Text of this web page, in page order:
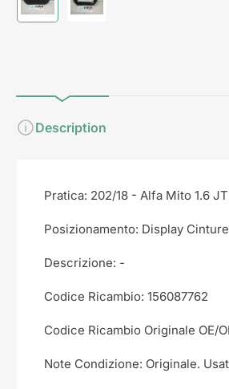
Carica
immagine
Carica
Description
Pratica: 202/18 - Alfa Mito 1.6
Posizionamento: Display
Descrizione: -
Codice Ricambio: 156087762
Codice Ricambio Originale OE/
Note Condizione: Originale.